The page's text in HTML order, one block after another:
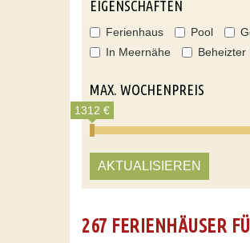
EIGENSCHAFTEN
Ferienhaus Pool
In Meernähe
Beheizter
MAX. WOCHENPREIS
1312 €
AKTUALISIEREN
267 FERIENHÄUSER